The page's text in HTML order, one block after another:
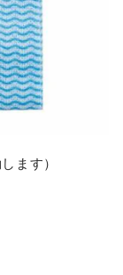
ます）